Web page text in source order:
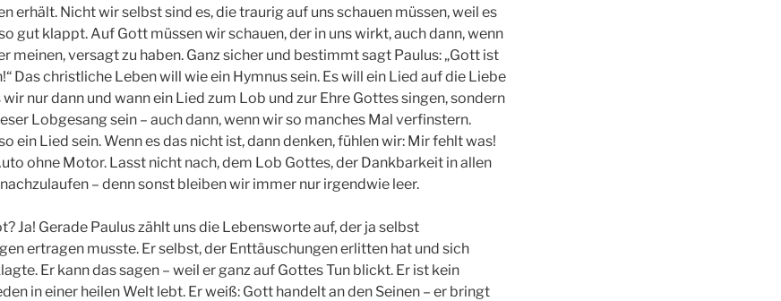
erhält. Nicht wir selbst sind es, die traurig auf uns schauen müssen, weil es
gut klappt. Auf Gott müssen wir schauen, der in uns wirkt, auch dann, wenn
meinen, versagt zu haben. Ganz sicher und bestimmt sagt Paulus: „Gott ist
Das christliche Leben will wie ein Hymnus sein. Es will ein Lied auf die Liebe
nur dann und wann ein Lied zum Lob und zur Ehre Gottes singen, sondern
Lobgesang sein – auch dann, wenn wir so manches Mal verfinstern.
ein Lied sein. Wenn es das nicht ist, dann denken, fühlen wir: Mir fehlt was!
ohne Motor. Lasst nicht nach, dem Lob Gottes, der Dankbarkeit in allen
– denn sonst bleiben wir immer nur irgendwie leer.
Ja! Gerade Paulus zählt uns die Lebensworte auf, der ja selbst
ertragen musste. Er selbst, der Enttäuschungen erlitten hat und sich
Er kann das sagen – weil er ganz auf Gottes Tun blickt. Er ist kein
in einer heilen Welt lebt. Er weiß: Gott handelt an den Seinen – er bringt